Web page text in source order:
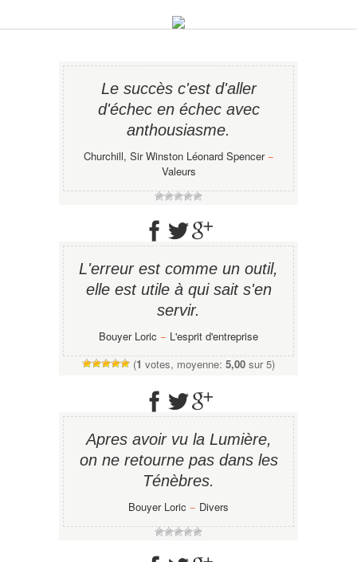
Le succès c'est d'aller
d'échec en échec avec
anthousiasme.
Churchill, Sir Winston Léonard Spencer−
Valeurs
L'erreur est comme un outil,
elle est utile à qui sait s'en
servir.
Bouyer Loric − L'esprit d'entreprise
(1 votes, moyenne: 5,00 sur 5)
Apres avoir vu la Lumière,
on ne retourne pas dans les
Ténèbres.
Bouyer Loric − Divers